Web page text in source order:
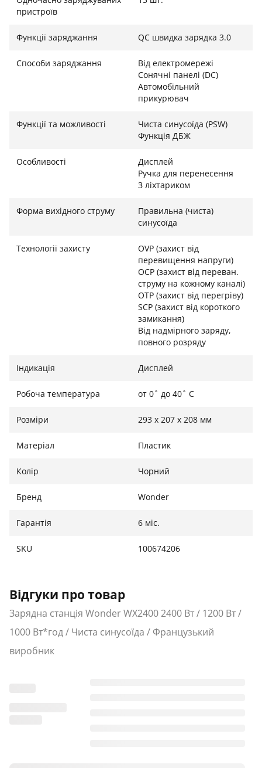
комфортного побуту в подорожах. Відновити заряд
(близько 5.5 годин), від автомобільного
панелей.
Незважаючи на високу потужність, Wonder WX2400
продуманих габаритах, її легко транспортувати.
Міцний корпус захищає внутрішні компоненти, а
оберігає від перевантажень, перегріву та короткого
замикання. Інформативний LCD-дисплей на
контролювати всі процеси: від рівня заряду батареї
до поточної вхідної та вихідної потужності.
2 x AC розетка (230В): 1200 Вт номінально, 2400 Вт
ноутбуків)
1 x USB-C PD: 60 Вт (для планшетів та ультрабуків)
2 x USB-A: З підтримкою швидкої зарядки QC
2 x USB-A: Стандартні порти 5В
12В (в сумі до 13 портів на станції)
Входи:
220В (~5.5 годин)
Сонячний вхід: Підтримка сонячних панелей
Батарея та фізичні параметри:
Тип батареї: Li-ion (Літій-іон)
пристроїв
Функції заряджання QC швидка зарядка 3.0
Способи заряджання
Від електромережі
Сонячні панелі (DC)
Автомобільний
прикурювач
Функції та можливості
Чиста синусоїда (PSW)
Функція ДБЖ
Особливості
Дисплей
Ручка для перенесення
З ліхтариком
Форма вихідного струму
Правильна (чиста)
синусоїда
Технології захисту
OVP (захист від
перевищення напруги)
OCP (захист від переван.
струму на кожному каналі)
OTP (захист від перегріву)
SCP (захист від короткого
замикання)
Від надмірного заряду,
повного розряду
Індикація Дисплей
Робоча температура от 0˚ до 40˚ C
Розміри 293 x 207 x 208 мм
Матеріал Пластик
Колір Чорний
Бренд Wonder
Гарантія 6 міс.
SKU 100674206
Відгуки про товар
Зарядна станція Wonder WX2400 2400 Вт / 1200 Вт /
1000 Вт*год / Чиста синусоїда / Французький
виробник